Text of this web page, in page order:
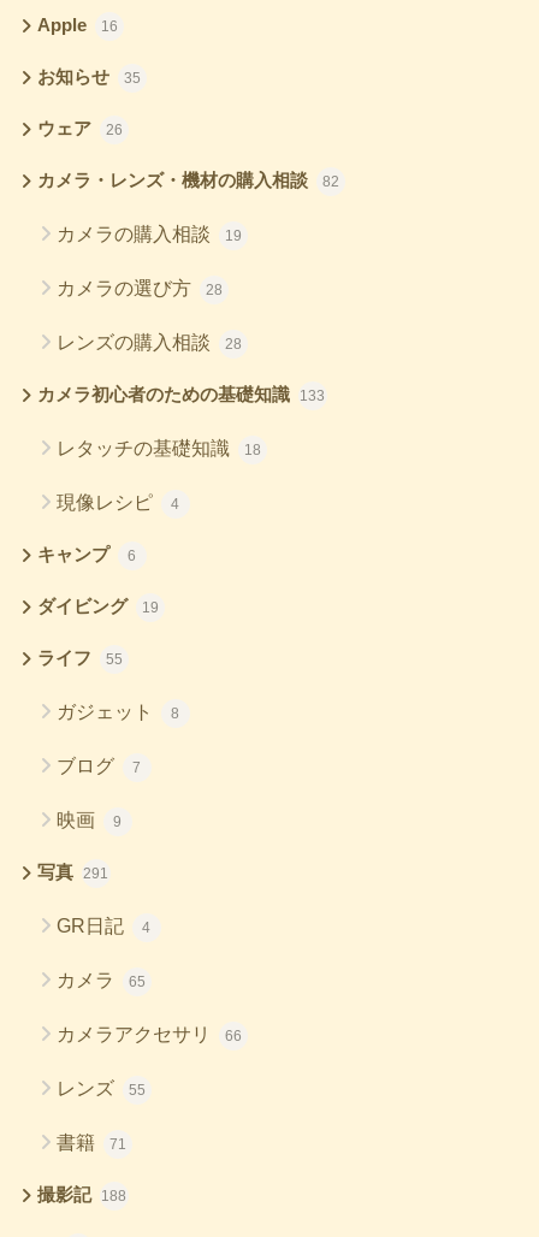
Apple 16
お知らせ 35
ウェア 26
カメラ・レンズ・機材の購入相談 82
カメラの購入相談 19
カメラの選び方 28
レンズの購入相談 28
カメラ初心者のための基礎知識 133
レタッチの基礎知識 18
現像レシピ 4
キャンプ 6
ダイビング 19
ライフ 55
ガジェット 8
ブログ 7
映画 9
写真 291
GR日記 4
カメラ 65
カメラアクセサリ 66
レンズ 55
書籍 71
撮影記 188